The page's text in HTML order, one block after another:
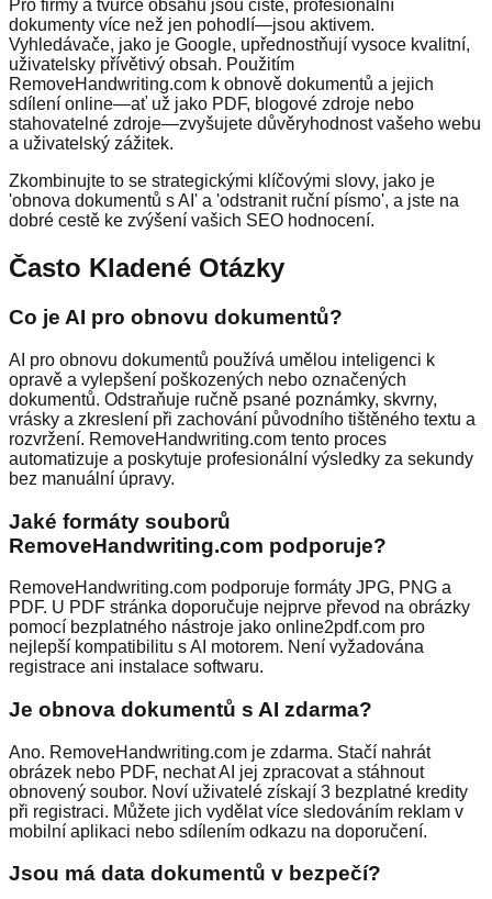
Pro firmy a tvůrce obsahu jsou čisté, profesionální
dokumenty více než jen pohodlí—jsou aktivem.
Vyhledávače, jako je Google, upřednostňují vysoce kvalitní,
uživatelsky přívětivý obsah. Použitím
RemoveHandwriting.com k obnově dokumentů a jejich
sdílení online—ať už jako PDF, blogové zdroje nebo
stahovatelné zdroje—zvyšujete důvěryhodnost vašeho webu
a uživatelský zážitek.
Zkombinujte to se strategickými klíčovými slovy, jako je
'obnova dokumentů s AI' a 'odstranit ruční písmo', a jste na
dobré cestě ke zvýšení vašich SEO hodnocení.
Často Kladené Otázky
Co je AI pro obnovu dokumentů?
AI pro obnovu dokumentů používá umělou inteligenci k
opravě a vylepšení poškozených nebo označených
dokumentů. Odstraňuje ručně psané poznámky, skvrny,
vrásky a zkreslení při zachování původního tištěného textu a
rozvržení. RemoveHandwriting.com tento proces
automatizuje a poskytuje profesionální výsledky za sekundy
bez manuální úpravy.
Jaké formáty souborů
RemoveHandwriting.com podporuje?
RemoveHandwriting.com podporuje formáty JPG, PNG a
PDF. U PDF stránka doporučuje nejprve převod na obrázky
pomocí bezplatného nástroje jako online2pdf.com pro
nejlepší kompatibilitu s AI motorem. Není vyžadována
registrace ani instalace softwaru.
Je obnova dokumentů s AI zdarma?
Ano. RemoveHandwriting.com je zdarma. Stačí nahrát
obrázek nebo PDF, nechat AI jej zpracovat a stáhnout
obnovený soubor. Noví uživatelé získají 3 bezplatné kredity
při registraci. Můžete jich vydělat více sledováním reklam v
mobilní aplikaci nebo sdílením odkazu na doporučení.
Jsou má data dokumentů v bezpečí?